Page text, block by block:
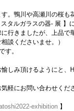
。鴨川や高瀬川の桜
タルガラスの器- 展
行きましたが、上品
談くださいませ。）
す。
しみ頂けるようにと
軽にお問い合わせくだ
exhibition 】